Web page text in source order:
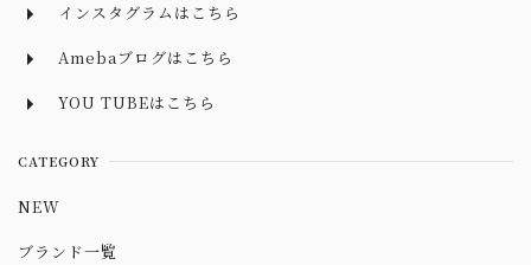
インスタグラムはこちら
Amebaブログはこちら
YOU TUBEはこちら
CATEGORY
NEW
ブランド一覧